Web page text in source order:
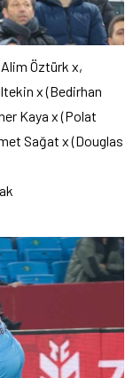
Öztürk x,
x (Bedirhan
Kaya x (Polat
Sağat x (Douglas